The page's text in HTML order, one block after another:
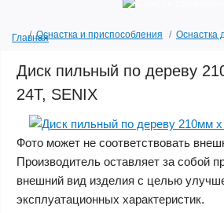
ГлавнаяОснастка и приспособления Оснастка
Диск пильный по дереву
24Т, SENIX
Фото может не соответствовать
Производитель оставляет за собой
внешний вид изделия с целью
эксплуатационных характеристик.